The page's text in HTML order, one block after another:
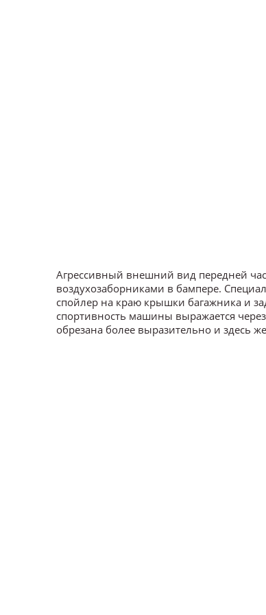
Агрессивный внешний вид передней
воздухозаборниками в бампере.
спойлер на краю крышки багажника и
спортивность машины выражается
обрезана более выразительно и здесь